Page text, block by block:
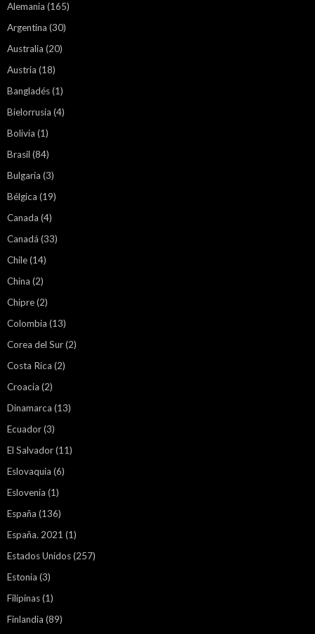
Alemania (165)
Argentina (30)
Australia (20)
Austria (18)
Bangladés(1)
Bielorrusia (4)
Bolivia (1)
Brasil (84)
Bulgaria (3)
Bélgica (19)
Canada (4)
Canadá (33)
Chile(14)
China (2)
Chipre(2)
Colombia (13)
Corea del Sur(2)
Costa Rica (2)
Croacia (2)
Dinamarca (13)
Ecuador(3)
El Salvador(11)
Eslovaquia (6)
Eslovenia (1)
España (136)
España. 2021 (1)
Estados Unidos(257)
Estonia (3)
Filipinas(1)
Finlandia (89)